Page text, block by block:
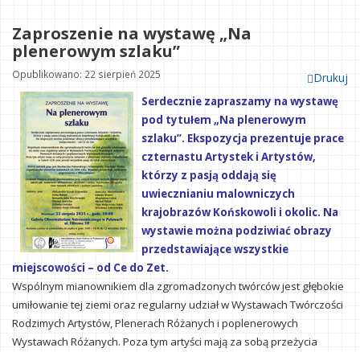
Zaproszenie na wystawę „Na
plenerowym szlaku”
Drukuj
Opublikowano: 22 sierpień 2025
Serdecznie zapraszamy na wystawę
pod tytułem „Na plenerowym
szlaku”. Ekspozycja prezentuje prace
czternastu Artystek i Artystów,
którzy z pasją oddają się
uwiecznianiu malowniczych
krajobrazów Końskowoli i okolic. Na
wystawie można podziwiać obrazy
przedstawiające wszystkie
miejscowości – od Ce do Zet.
Wspólnym mianownikiem dla zgromadzonych twórców jest głębokie
umiłowanie tej ziemi oraz regularny udział w Wystawach Twórczości
Rodzimych Artystów, Plenerach Różanych i poplenerowych
Wystawach Różanych. Poza tym artyści mają za sobą przeżycia